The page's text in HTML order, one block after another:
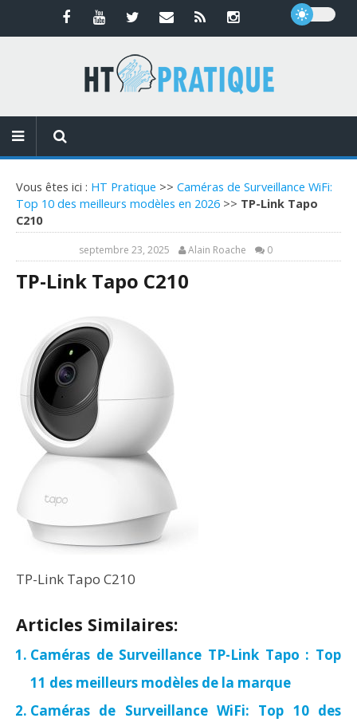
Vous êtes ici : HT Pratique >> Caméras de Surveillance WiFi:
Top 10 des meilleurs modèles en 2026 >> TP-Link Tapo
C210
septembre 23, 2025 Alain Roache 0
TP-Link Tapo C210
TP-Link Tapo C210
Articles Similaires:
Caméras de Surveillance TP-Link Tapo : Top
11 des meilleurs modèles de la marque
Caméras de Surveillance WiFi: Top 10 des